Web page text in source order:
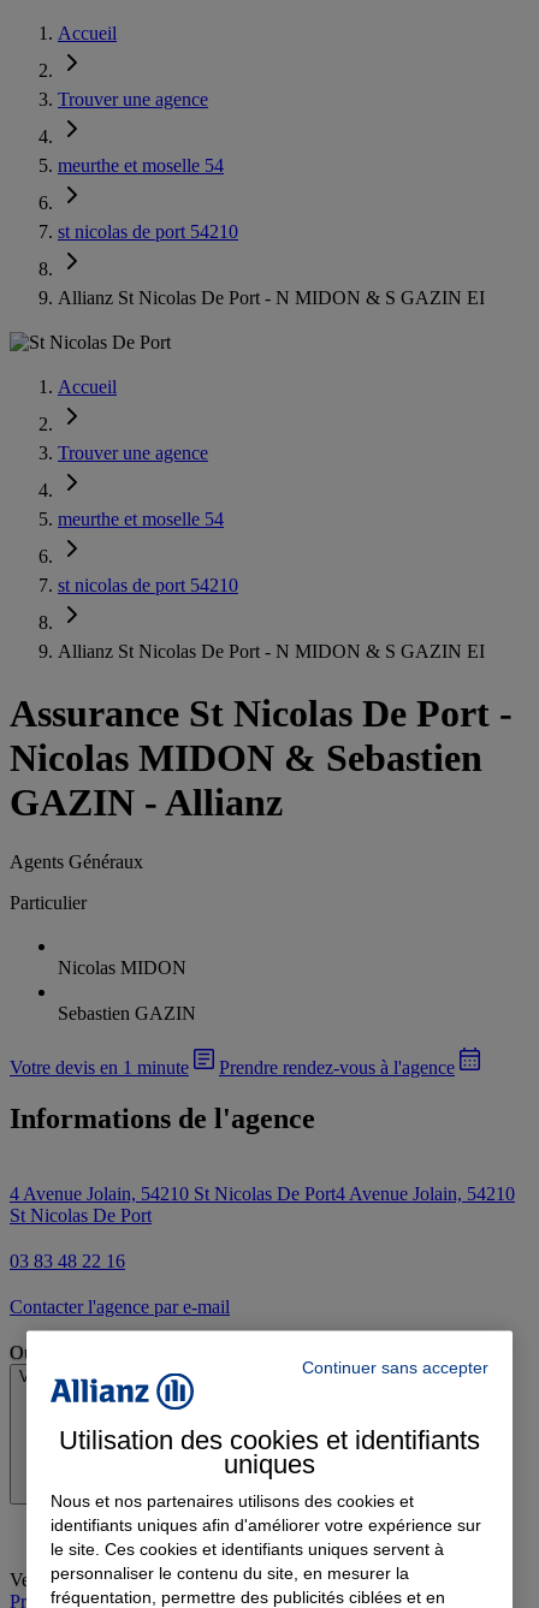
Accueil
Trouver une agence
meurthe et moselle 54
st nicolas de port 54210
Allianz St Nicolas De Port - N MIDON & S GAZIN EI
Accueil
Trouver une agence
meurthe et moselle 54
st nicolas de port 54210
Allianz St Nicolas De Port - N MIDON & S GAZIN EI
Assurance St Nicolas De Port -
Nicolas MIDON & Sebastien
GAZIN - Allianz
Agents Généraux
Particulier
Nicolas MIDON
Sebastien GAZIN
Votre devis en 1 minute Prendre rendez-vous à l'agence
Informations de l'agence
4 Avenue Jolain, 54210 St Nicolas De Port4 Avenue Jolain, 54210
St Nicolas De Port
03 83 48 22 16
Contacter l'agence par e-mail
Ouvert
Voir les horaires
Vendredi: 09:00-12:30, 13:30-18:00
Prendre rendez-vous à l'agence
Continuer sans accepter
Utilisation des cookies et identifiants
uniques
Nous et nos partenaires utilisons des cookies et
identifiants uniques afin d'améliorer votre expérience sur
le site. Ces cookies et identifiants uniques servent à
personnaliser le contenu du site, en mesurer la
fréquentation, permettre des publicités ciblées et en